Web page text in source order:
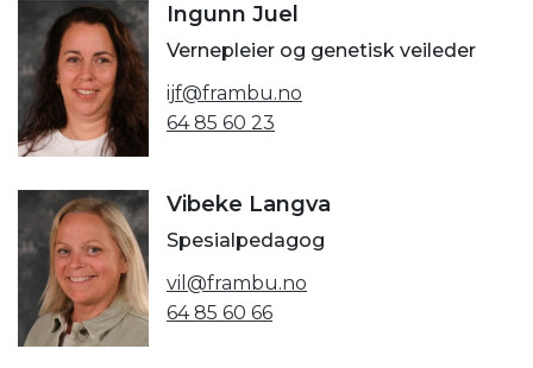
Ingunn Juel
Vernepleier og genetisk veileder
ijf@frambu.no
64 85 60 23
Vibeke Langva
Spesialpedagog
vil@frambu.no
64 85 60 66